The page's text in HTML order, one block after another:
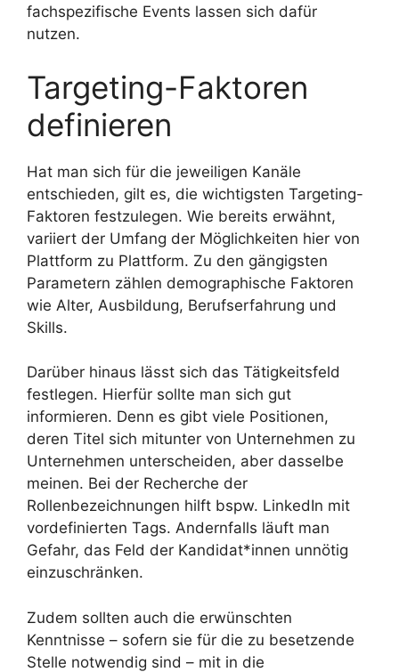
fachspezifische Events lassen sich dafür
nutzen.
Targeting-Faktoren
definieren
Hat man sich für die jeweiligen Kanäle
entschieden, gilt es, die wichtigsten Targeting-
Faktoren festzulegen. Wie bereits erwähnt,
variiert der Umfang der Möglichkeiten hier von
Plattform zu Plattform. Zu den gängigsten
Parametern zählen demographische Faktoren
wie Alter, Ausbildung, Berufserfahrung und
Skills.
Darüber hinaus lässt sich das Tätigkeitsfeld
festlegen. Hierfür sollte man sich gut
informieren. Denn es gibt viele Positionen,
deren Titel sich mitunter von Unternehmen zu
Unternehmen unterscheiden, aber dasselbe
meinen. Bei der Recherche der
Rollenbezeichnungen hilft bspw. LinkedIn mit
vordefinierten Tags. Andernfalls läuft man
Gefahr, das Feld der Kandidat*innen unnötig
einzuschränken.
Zudem sollten auch die erwünschten
Kenntnisse – sofern sie für die zu besetzende
Stelle notwendig sind – mit in die